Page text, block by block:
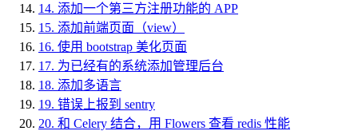
14. 添加一个第三方注册功能的 APP
15. 添加前端页面（view）
16. 使用 bootstrap 美化页面
17. 为已经有的系统添加管理后台
18. 添加多语言
19. 错误上报到 sentry
20. 和 Celery 结合，用 Flowers 查看 redis 性能